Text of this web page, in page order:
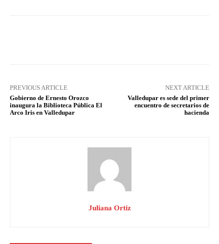
PREVIOUS ARTICLE
Gobierno de Ernesto Orozco
inaugura la Biblioteca Pública El
Arco Iris en Valledupar
NEXT ARTICLE
Valledupar es sede del primer
encuentro de secretarios de
hacienda
Juliana Ortiz